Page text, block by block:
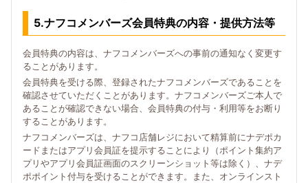
5.ナフコメンバーズ会員特典の内容・提供方法等
会員特典の内容は、ナフコメンバーズへの事前の通知なく変更す
ることがあります。
会員特典を受ける際、登録されたナフコメンバーズであることを
確認させていただくことがあります。ナフコメンバーズご本人で
あることが確認できない場合、会員特典の付与・利用等をお断り
することがあります。
ナフコメンバーズは、ナフコ店舗レジにおいて精算前にナデポカ
ードまたはアプリ会員証を提示することにより（ポイント集約ア
プリやアプリ会員証画面のスクリーンショット等は除く）、ナデ
ポポイント付与を受けることができます。また、オンラインスト